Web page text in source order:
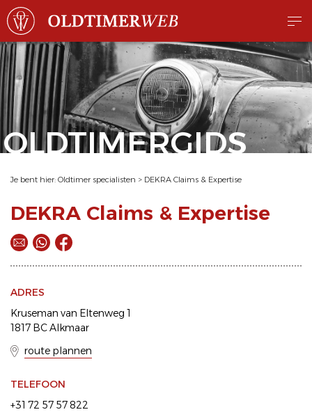
OLDTIMERGIDS
Je bent hier: Oldtimer specialisten > DEKRA Claims & Expertise
DEKRA Claims & Expertise
ADRES
Kruseman van Eltenweg 1
1817 BC Alkmaar
route plannen
TELEFOON
+31 72 57 57 822